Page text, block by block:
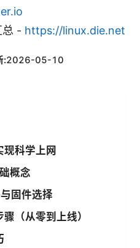
总 - https://linux.die.net
:2026-05-10
现科学上网
概念
固件选择
（从零到上线）